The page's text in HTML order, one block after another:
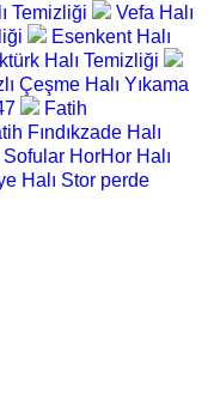
Temizliği
Vefa Halı
Esenkent Halı
Halı Temizliği
Çeşme Halı Yıkama
Fatih
Fındıkzade Halı
HorHor Halı
Halı Stor perde